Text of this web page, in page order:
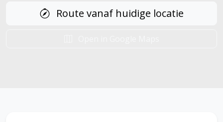
Route vanaf huidige locatie